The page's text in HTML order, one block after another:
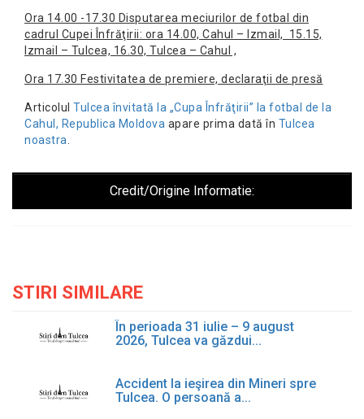
Ora 14.00 -17.30 Disputarea meciurilor de fotbal din
cadrul Cupei Înfrăţirii: ora 14.00, Cahul – Izmail, 15.15,
Izmail – Tulcea, 16.30, Tulcea – Cahul ,
Ora 17.30 Festivitatea de premiere, declaraţii de presă
Articolul Tulcea învitată la „Cupa Înfrăţirii” la fotbal de la
Cahul, Republica Moldova apare prima dată în Tulcea
noastra.
Credit/Origine Informatie:
STIRI SIMILARE
În perioada 31 iulie – 9 august
2026, Tulcea va găzdui...
Accident la ieşirea din Mineri spre
Tulcea. O persoană a...